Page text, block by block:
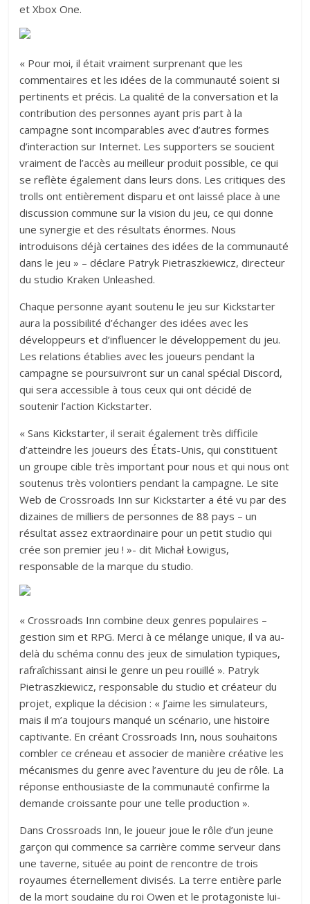
et Xbox One.
« Pour moi, il était vraiment surprenant que les
commentaires et les idées de la communauté soient si
pertinents et précis. La qualité de la conversation et la
contribution des personnes ayant pris part à la
campagne sont incomparables avec d’autres formes
d’interaction sur Internet. Les supporters se soucient
vraiment de l’accès au meilleur produit possible, ce qui
se reflète également dans leurs dons. Les critiques des
trolls ont entièrement disparu et ont laissé place à une
discussion commune sur la vision du jeu, ce qui donne
une synergie et des résultats énormes. Nous
introduisons déjà certaines des idées de la communauté
dans le jeu » – déclare Patryk Pietraszkiewicz, directeur
du studio Kraken Unleashed.
Chaque personne ayant soutenu le jeu sur Kickstarter
aura la possibilité d’échanger des idées avec les
développeurs et d’influencer le développement du jeu.
Les relations établies avec les joueurs pendant la
campagne se poursuivront sur un canal spécial Discord,
qui sera accessible à tous ceux qui ont décidé de
soutenir l’action Kickstarter.
« Sans Kickstarter, il serait également très difficile
d’atteindre les joueurs des États-Unis, qui constituent
un groupe cible très important pour nous et qui nous ont
soutenus très volontiers pendant la campagne. Le site
Web de Crossroads Inn sur Kickstarter a été vu par des
dizaines de milliers de personnes de 88 pays – un
résultat assez extraordinaire pour un petit studio qui
crée son premier jeu ! »- dit Michał Łowigus,
responsable de la marque du studio.
« Crossroads Inn combine deux genres populaires –
gestion sim et RPG. Merci à ce mélange unique, il va au-
delà du schéma connu des jeux de simulation typiques,
rafraîchissant ainsi le genre un peu rouillé ». Patryk
Pietraszkiewicz, responsable du studio et créateur du
projet, explique la décision : « J’aime les simulateurs,
mais il m’a toujours manqué un scénario, une histoire
captivante. En créant Crossroads Inn, nous souhaitons
combler ce créneau et associer de manière créative les
mécanismes du genre avec l’aventure du jeu de rôle. La
réponse enthousiaste de la communauté confirme la
demande croissante pour une telle production ».
Dans Crossroads Inn, le joueur joue le rôle d’un jeune
garçon qui commence sa carrière comme serveur dans
une taverne, située au point de rencontre de trois
royaumes éternellement divisés. La terre entière parle
de la mort soudaine du roi Owen et le protagoniste lui-